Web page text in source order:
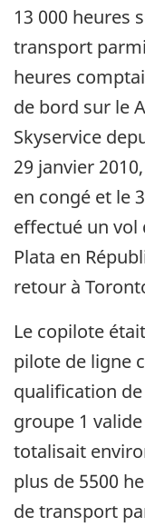
13 000 heures
transport
heures
de bord sur le
Skyservice
29 janvier
en congé et le
effectué un vol
Plata en
retour à
Le copilote
pilote de ligne
qualification
groupe 1
totalisait
plus de 5500
de transport